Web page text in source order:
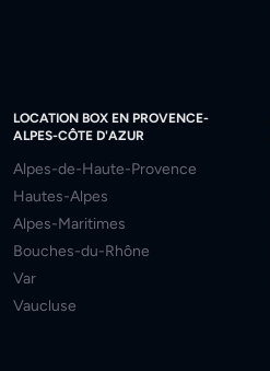
LOCATION BOX EN PROVENCE-
ALPES-CÔTE D'AZUR
Alpes-de-Haute-Provence
Hautes-Alpes
Alpes-Maritimes
Bouches-du-Rhône
Var
Vaucluse